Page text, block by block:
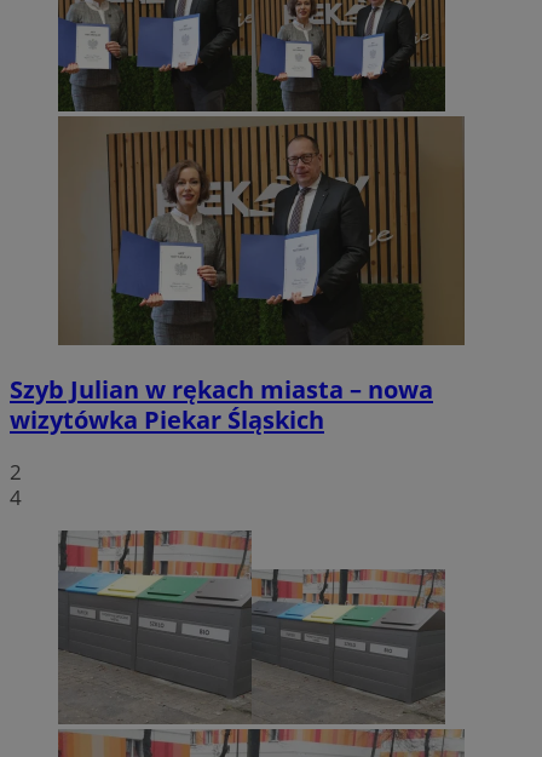
Szyb Julian w rękach miasta – nowa
wizytówka Piekar Śląskich
2
4